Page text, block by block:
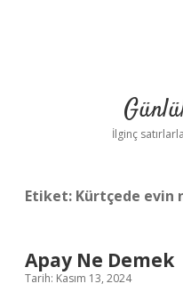
İlginç
Etiket: Kürtçede evin
Apay Ne Demek
Tarih: Kasım 13, 2024